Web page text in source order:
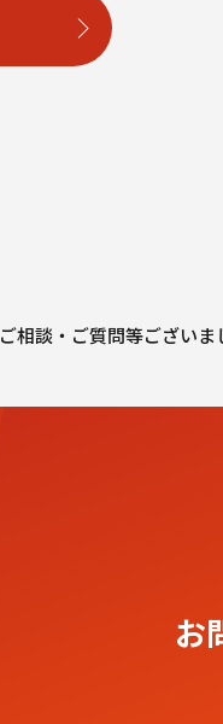
ご相談・ご質問等ございま
お